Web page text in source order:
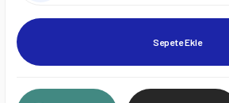
Sepete Ekle